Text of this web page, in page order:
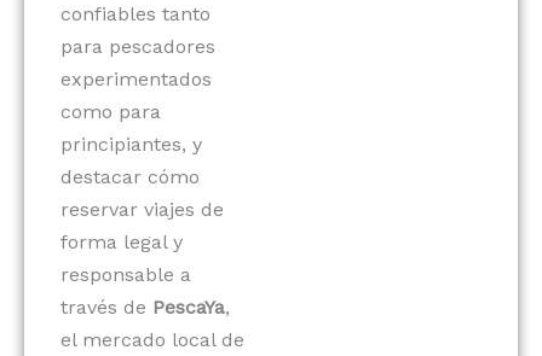
confiables tanto
para pescadores
experimentados
como para
principiantes, y
destacar cómo
reservar viajes de
forma legal y
responsable a
través de PescaYa,
el mercado local de